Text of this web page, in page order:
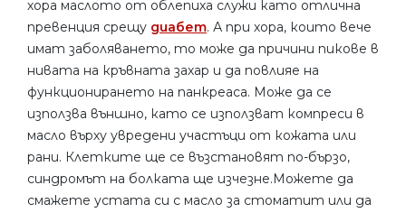
хора маслото от облепиха служи като отлична
превенция срещу диабет. А при хора, които вече
имат заболяването, то може да причини пикове в
нивата на кръвната захар и да повлияе на
функционирането на панкреаса. Може да се
използва външно, като се използват компреси в
масло върху увредени участъци от кожата или
рани. Клетките ще се възстановят по-бързо,
синдромът на болката ще изчезне.Можете да
смажете устата си с масло за стоматит или да